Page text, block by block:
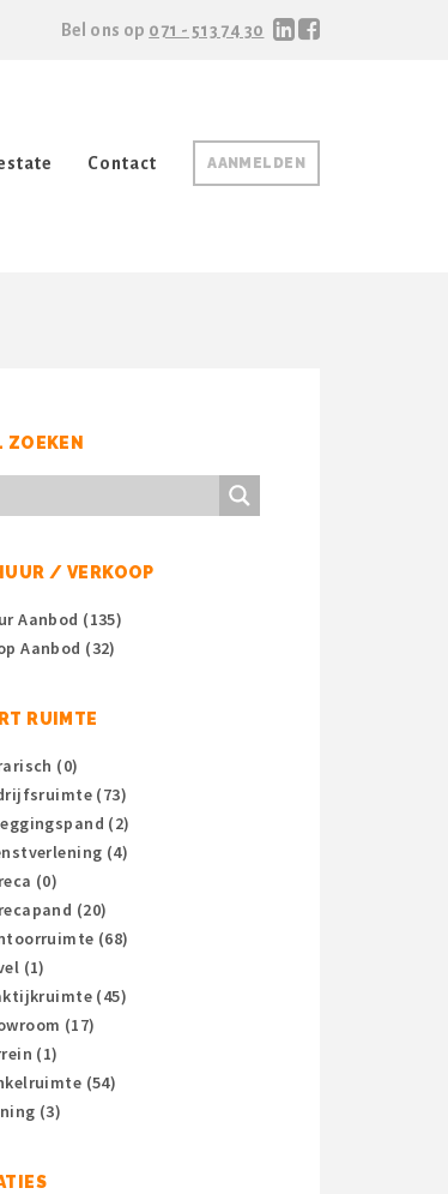
Bel ons op 071 - 513 74 30
AANMELDEN
Contact
ZOEKEN
/ VERKOOP
Aanbod (135)
Aanbod (32)
RUIMTE
(0)
(73)
(2)
(4)
(0)
(20)
(68)
(1)
(45)
(17)
(1)
(54)
(3)